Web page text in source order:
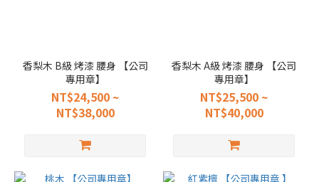
香梨木 B級 烤漆 腰身 【公司
專用章】
NT$24,500 ~
NT$38,000
香梨木 A級 烤漆 腰身 【公司
專用章】
NT$25,500 ~
NT$40,000